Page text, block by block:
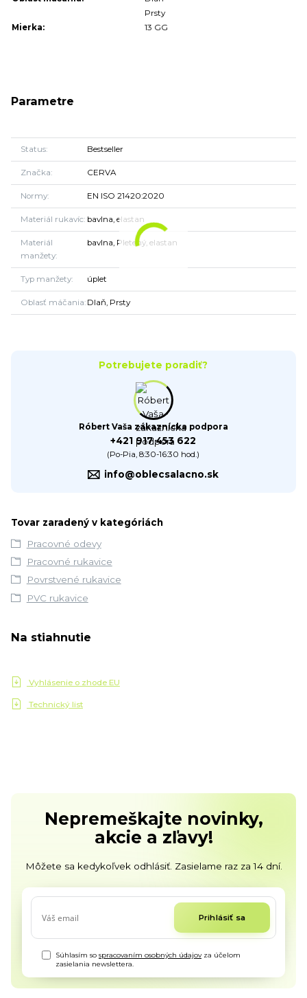
Prsty
Mierka:
13 GG
Parametre
Status Bestseller
Značka CERVA
Normy EN ISO 21420:2020
Materiál rukavíc bavlna, elastan
Materiál
manžety
bavlna, Pletený, elastan
Typ manžety úplet
Oblasť máčania Dlaň, Prsty
Potrebujete poradiť?
Róbert Vaša zákaznícka podpora
+421 917 453 622
(Po-Pia, 8:30-16:30 hod.)
info@oblecsalacno.sk
Tovar zaradený v kategóriách
Pracovné odevy
Pracovné rukavice
Povrstvené rukavice
PVC rukavice
Na stiahnutie
Vyhlásenie o zhode EU
Technický list
Nepremeškajte novinky,
akcie a zľavy!
Môžete sa kedykoľvek odhlásiť. Zasielame raz za 14 dní.
Prihlásiť sa
Súhlasím sospracovaním osobných údajovza účelom
zasielania newslettera.